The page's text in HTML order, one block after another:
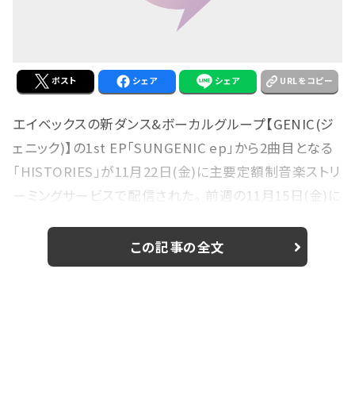
ポスト シェア シェア URLをコピー
エイベックスの新ダンス&ボーカルグループ【GENIC(ジ
ェニック)】の1st EP「SUNGENIC ep」から2曲目となる
「HISTORIES」が11月22日(金)に主要定額制音楽ストリ
ーミングサービスで配信された。 前週の11月15日(金)に
ングTOP100 ウィークリーランキング(2019.11.13〜19)
にて4位を獲得。新人アーティストとして堂々の快挙で一
この記事の全文